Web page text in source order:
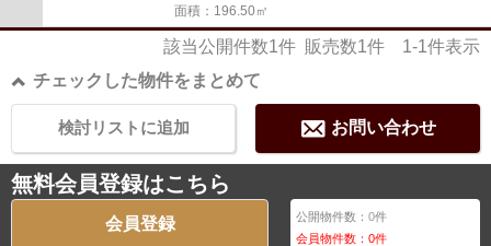
面積：196.50㎡
該当公開件数1件 販売数1件 1-1件表示
チェックした物件をまとめて
お問い合わせ
検討リストに追加
無料会員登録はこちら
会員登録 公開物件数：0件
会員物件数：0件